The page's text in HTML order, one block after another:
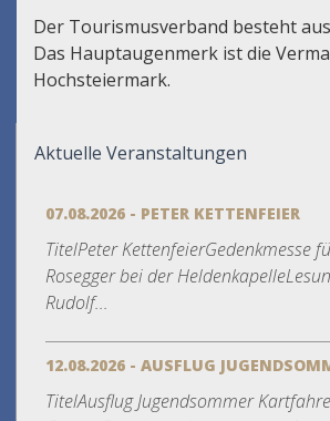
Der Tourismusverband besteht
Das Hauptaugenmerk ist die
Hochsteiermark.
Aktuelle Veranstaltungen
07.08.2026 - PETER KETTENFEIER
TitelPeter KettenfeierGedenkmesse
Rosegger bei der
Rudolf...
12.08.2026 - AUSFLUG
TitelAusflug Jugendsommer